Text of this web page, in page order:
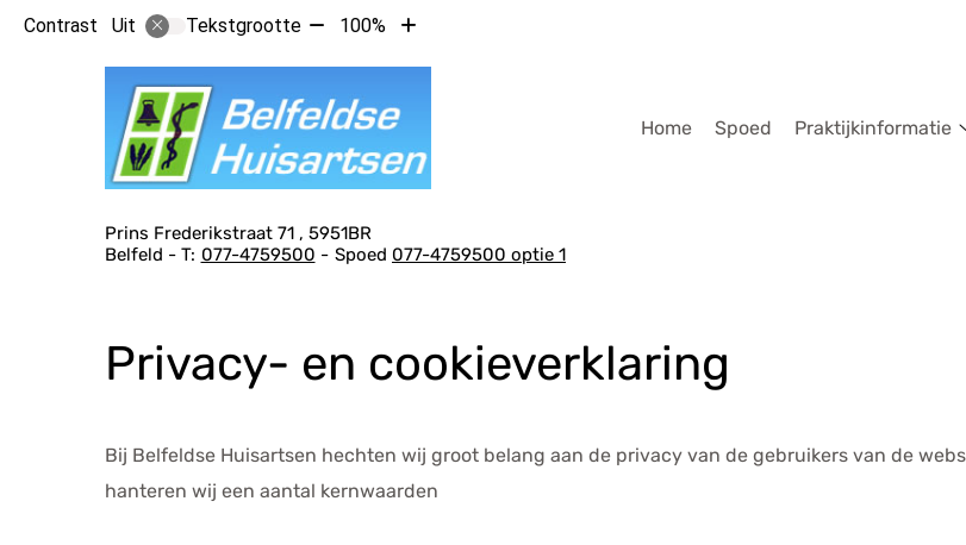
Contrast Uit Tekstgrootte Tekst
met
10%
100%
Tekst
met
Home Spoed
Praktijkinformatie
Adresgegevens
Prins Frederikstraat 71
5951BR
Belfeld
077-4759500 Spoed 077-4759500 optie 1
Privacy- en cookieverklaring
Bij Belfeldse Huisartsen hechten wij groot belang aan de privacy van de gebruikers van de
hanteren wij een aantal kernwaarden